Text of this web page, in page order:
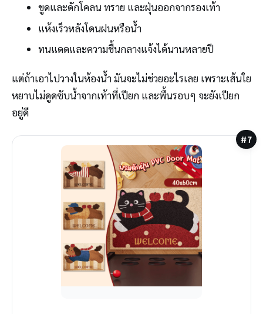
ขูดและดักโคลน ทราย และฝุ่นออกจากรองเท้า
แห้งเร็วหลังโดนฝนหรือน้ำ
ทนแดดและความชื้นกลางแจ้งได้นานหลายปี
แต่ถ้าเอาไปวางในห้องน้ำ มันจะไม่ช่วยอะไรเลย เพราะเส้นใย
หยาบไม่ดูดซับน้ำจากเท้าที่เปียก และพื้นรอบๆ จะยังเปียก
อยู่ดี
#7